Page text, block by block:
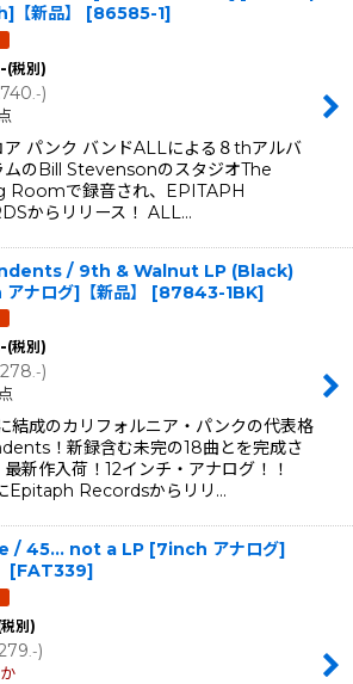
新品】
[86585-1]
(税別)
.-)
ア パンク バンドALLによる８thアルバ
ムのBill StevensonのスタジオThe
Roomで録音され、EPITAPH
からリリース！ ALL…
/ 9th & Walnut LP (Black)
ナログ]【新品】
[87843-1BK]
(税別)
.-)
結成のカリフォルニア・パンクの代表格
！新録含む未完の18曲とを完成さ
新作入荷！12インチ・アナログ！！
Epitaph Recordsからリリ…
/ 45... not a LP [7inch アナログ]
[FAT339]
別)
.-)